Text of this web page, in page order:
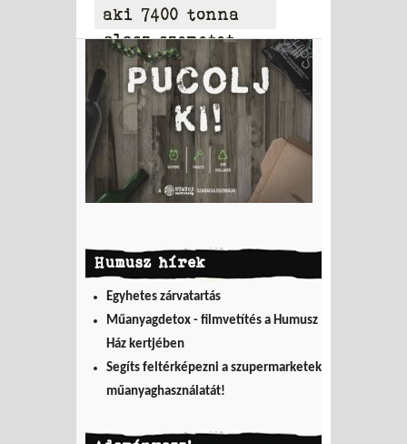
aki 7400 tonna
olasz szemetet
hordott Tamásiba
Humusz hírek
Egyhetes zárvatartás
Műanyagdetox - filmvetítés a Humusz
Ház kertjében
Segíts feltérképezni a szupermarketek
műanyaghasználatát!